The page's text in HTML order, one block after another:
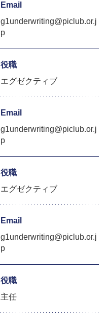
Email
g1underwriting@piclub.or.j
p
役職
エグゼクティブ
Email
g1underwriting@piclub.or.j
p
役職
エグゼクティブ
Email
g1underwriting@piclub.or.j
p
役職
主任